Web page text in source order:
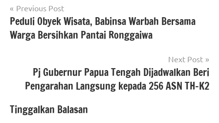
Navigasi
pos
Previous Post
Peduli Obyek Wisata, Babinsa Warbah Bersama
Warga Bersihkan Pantai Ronggaiwa
Next Post
Pj Gubernur Papua Tengah Dijadwalkan Beri
Pengarahan Langsung kepada 256 ASN TH-K2
Tinggalkan Balasan